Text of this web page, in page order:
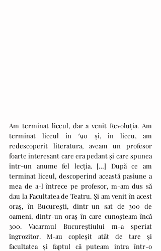
Am terminat liceul, dar a venit Revoluția. Am
terminat liceul în ′90 și, în liceu, am
redescoperit literatura, aveam un profesor
foarte interesant care era pedant și care spunea
într-un anume fel lecția. […] După ce am
terminat liceul, descoperind această pasiune a
mea de a-l întrece pe profesor, m-am dus să
dau la Facultatea de Teatru. Și am venit în acest
oraș, în București, dintr-un sat de 300 de
oameni, dintr-un oraș în care cunoșteam încă
300. Vacarmul Bucureștiului m-a speriat
îngrozitor. M-au copleșit atât de tare și
facultatea și faptul că puteam intra într-o